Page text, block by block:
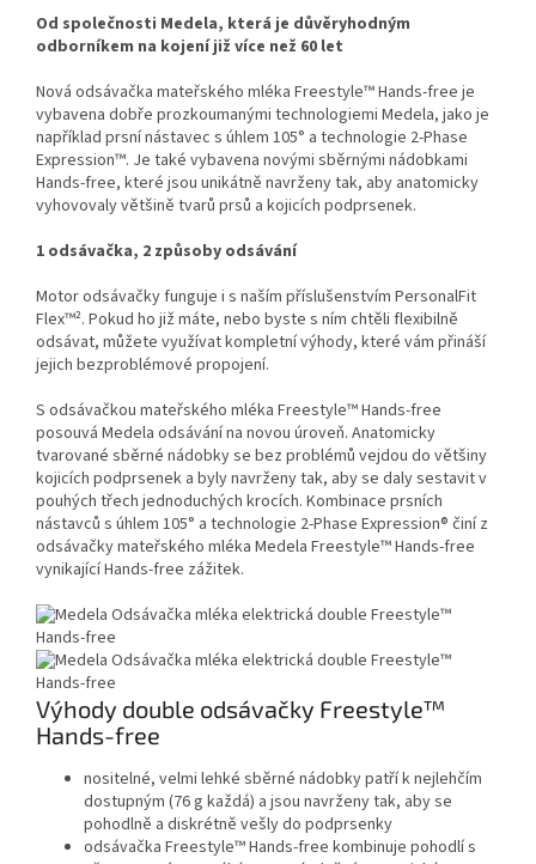
Od společnosti Medela, která je důvěryhodným
odborníkem na kojení již více než 60 let
Nová odsávačka mateřského mléka Freestyle™ Hands-free je
vybavena dobře prozkoumanými technologiemi Medela, jako je
například prsní nástavec s úhlem 105° a technologie 2-Phase
Expression™. Je také vybavena novými sběrnými nádobkami
Hands-free, které jsou unikátně navrženy tak, aby anatomicky
vyhovovaly většině tvarů prsů a kojicích podprsenek.
1 odsávačka, 2 způsoby odsávání
Motor odsávačky funguje i s naším příslušenstvím PersonalFit
Flex™². Pokud ho již máte, nebo byste s ním chtěli flexibilně
odsávat, můžete využívat kompletní výhody, které vám přináší
jejich bezproblémové propojení.
S odsávačkou mateřského mléka Freestyle™ Hands-free
posouvá Medela odsávání na novou úroveň. Anatomicky
tvarované sběrné nádobky se bez problémů vejdou do většiny
kojicích podprsenek a byly navrženy tak, aby se daly sestavit v
pouhých třech jednoduchých krocích. Kombinace prsních
nástavců s úhlem 105° a technologie 2-Phase Expression® činí z
odsávačky mateřského mléka Medela Freestyle™ Hands-free
vynikající Hands-free zážitek.
Výhody double odsávačky Freestyle™
Hands-free
nositelné, velmi lehké sběrné nádobky patří k nejlehčím
dostupným (76 g každá) a jsou navrženy tak, aby se
pohodlně a diskrétně vešly do podprsenky
odsávačka Freestyle™ Hands-free kombinuje pohodlí s